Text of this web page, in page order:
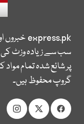
express.pkخبروں
سب سے زیادہ وزٹ
پر شائع شدہ تمام
گروپ محفوظ ہیں۔